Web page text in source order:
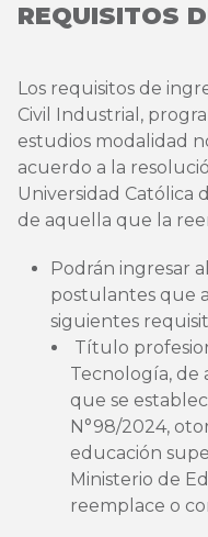
REQUISITOS
Los requisitos de
Civil Industrial,
estudios modalidad
acuerdo a la
Universidad Católica
de aquella que la
Podrán ingresar
postulantes que
siguientes
Título
Tecnología, de
que se
N°98/2024,
educación
Ministerio de
reemplace o